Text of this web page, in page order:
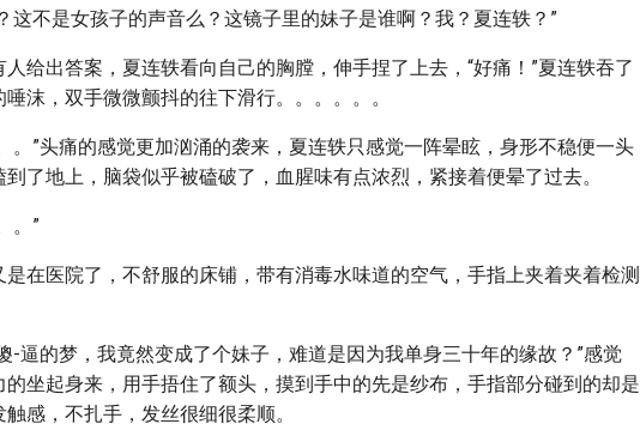
这不是女孩子的声音么？这镜子里的妹子是谁啊？我？夏连轶？”
给出答案，夏连轶看向自己的胸膛，伸手捏了上去，“好痛！”夏连轶吞了
沫，双手微微颤抖的往下滑行。。。。。。
。”头痛的感觉更加汹涌的袭来，夏连轶只感觉一阵晕眩，身形不稳便一头
了地上，脑袋似乎被磕破了，血腥味有点浓烈，紧接着便晕了过去。
。”
在医院了，不舒服的床铺，带有消毒水味道的空气，手指上夹着夹着检测
-逼的梦，我竟然变成了个妹子，难道是因为我单身三十年的缘故？”感觉
坐起身来，用手捂住了额头，摸到手中的先是纱布，手指部分碰到的却是
感，不扎手，发丝很细很柔顺。